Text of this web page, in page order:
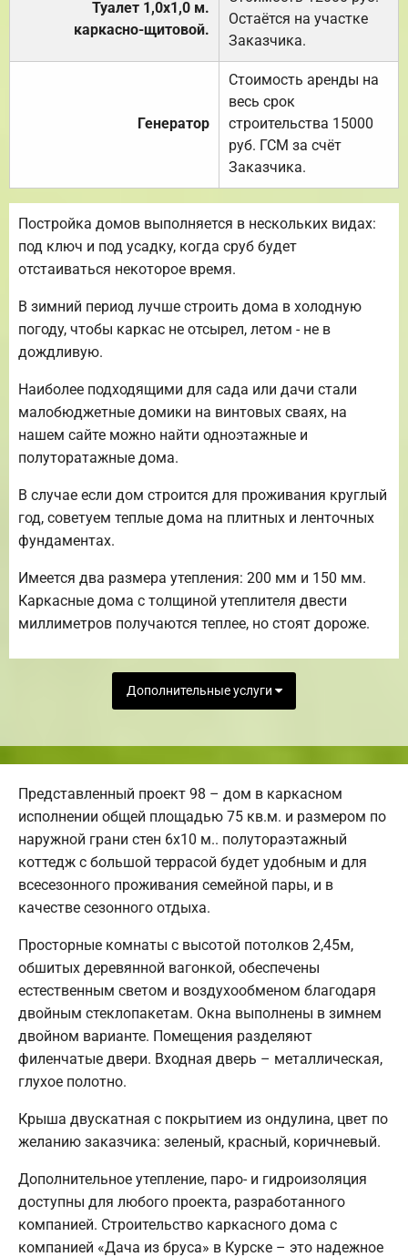
Туалет 1,0х1,0 м.
каркасно-щитовой.
Остаётся на участке
Заказчика.
Генератор
Стоимость аренды на
весь срок
строительства 15000
руб. ГСМ за счёт
Заказчика.
Постройка домов выполняется в нескольких видах:
под ключ и под усадку, когда сруб будет
отстаиваться некоторое время.
В зимний период лучше строить дома в холодную
погоду, чтобы каркас не отсырел, летом - не в
дождливую.
Наиболее подходящими для сада или дачи стали
малобюджетные домики на винтовых сваях, на
нашем сайте можно найти одноэтажные и
полуторатажные дома.
В случае если дом строится для проживания круглый
год, советуем теплые дома на плитных и ленточных
фундаментах.
Имеется два размера утепления: 200 мм и 150 мм.
Каркасные дома с толщиной утеплителя двести
миллиметров получаются теплее, но стоят дороже.
Дополнительные услуги
Представленный проект 98 – дом в каркасном
исполнении общей площадью 75 кв.м. и размером по
наружной грани стен 6х10 м.. полутораэтажный
коттедж с большой террасой будет удобным и для
всесезонного проживания семейной пары, и в
качестве сезонного отдыха.
Просторные комнаты с высотой потолков 2,45м,
обшитых деревянной вагонкой, обеспечены
естественным светом и воздухообменом благодаря
двойным стеклопакетам. Окна выполнены в зимнем
двойном варианте. Помещения разделяют
филенчатые двери. Входная дверь – металлическая,
глухое полотно.
Крыша двускатная с покрытием из ондулина, цвет по
желанию заказчика: зеленый, красный, коричневый.
Дополнительное утепление, паро- и гидроизоляция
доступны для любого проекта, разработанного
компанией. Строительство каркасного дома с
компанией «Дача из бруса» в Курске – это надежное